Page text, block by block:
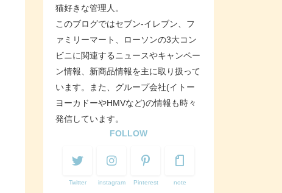
猫好きな管理人。
このブログではセブン-イレブン、フ
ァミリーマート、ローソンの3大コン
ビニに関連するニュースやキャンペー
ン情報、新商品情報を主に取り扱って
います。また、グループ会社(イトー
ヨーカドーやHMVなど)の情報も時々
発信しています。
FOLLOW
Twitter instagram Pinterest note